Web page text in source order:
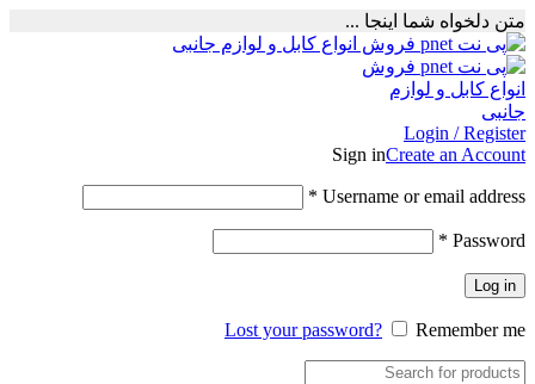
متن دلخواه شما اینجا ...
Login / Register
Sign inCreate an Account
Username or email address
*
Password
*
Log in
Lost your password? Remember me